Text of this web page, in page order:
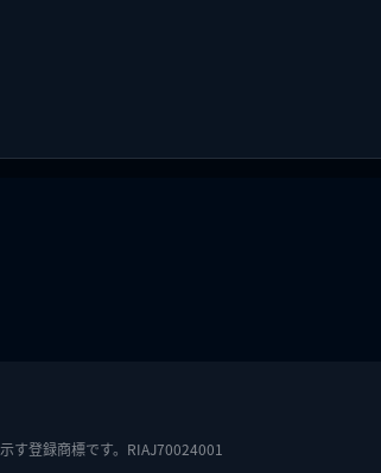
す登録商標です。RIAJ70024001